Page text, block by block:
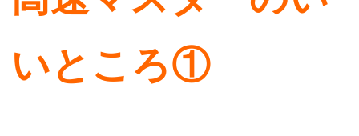
いところ①